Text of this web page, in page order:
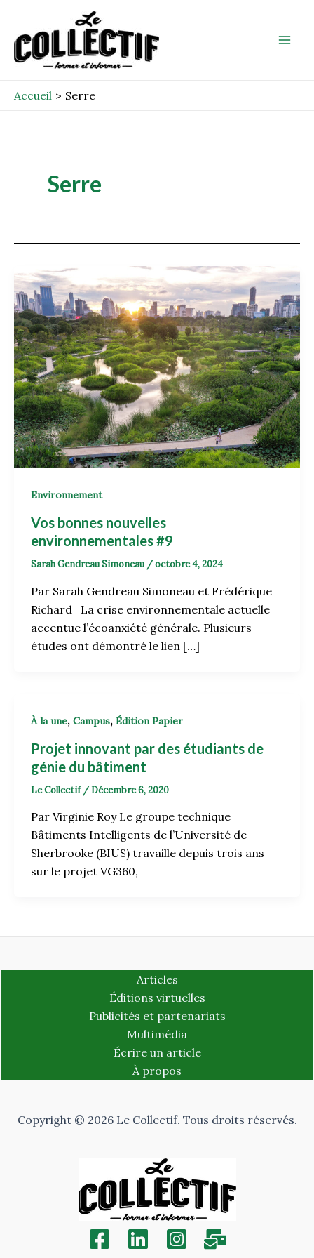
contenu
Accueil Serre
Serre
Environnement
Vos bonnes nouvelles
environnementales #9
Sarah Gendreau Simoneau /octobre 4, 2024
Par Sarah Gendreau Simoneau et Frédérique
Richard La crise environnementale actuelle
accentue l’écoanxiété générale. Plusieurs
études ont démontré le lien […]
À la une, Campus, Édition Papier
Projet innovant par des étudiants de
génie du bâtiment
Le Collectif /Décembre 6, 2020
Par Virginie Roy Le groupe technique
Bâtiments Intelligents de l’Université de
Sherbrooke (BIUS) travaille depuis trois ans
sur le projet VG360,
Articles
Éditions virtuelles
Publicités et partenariats
Multimédia
Écrire un article
À propos
Copyright © 2026 Le Collectif. Tous droits réservés.